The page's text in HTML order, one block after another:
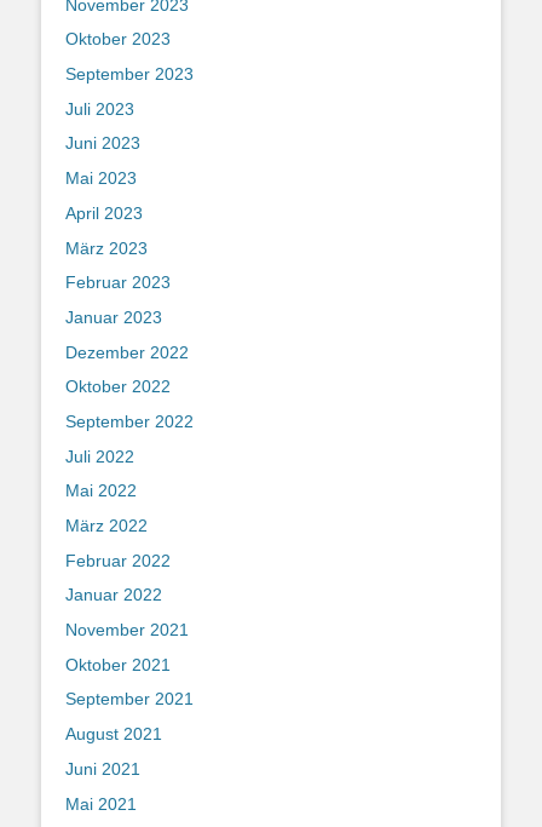
November 2023
Oktober 2023
September 2023
Juli 2023
Juni 2023
Mai 2023
April 2023
März 2023
Februar 2023
Januar 2023
Dezember 2022
Oktober 2022
September 2022
Juli 2022
Mai 2022
März 2022
Februar 2022
Januar 2022
November 2021
Oktober 2021
September 2021
August 2021
Juni 2021
Mai 2021